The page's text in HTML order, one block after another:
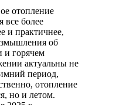
отопление
все более
и практичнее,
об
и горячем
актуальны не
период,
отопление
но и летом.